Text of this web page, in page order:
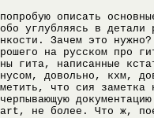
описать
углубляясь в детали
Зачем это
на русском про
гита, написанные
довольно, кхм,
что сия заметка
не более. Что ж,